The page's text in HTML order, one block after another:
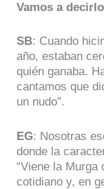
Vamos a
SB: Cuando
año, estaban
quién ganaba.
cantamos que
un nudo”.
EG: Nosotras
donde la
“Viene la Murga
cotidiano y, en